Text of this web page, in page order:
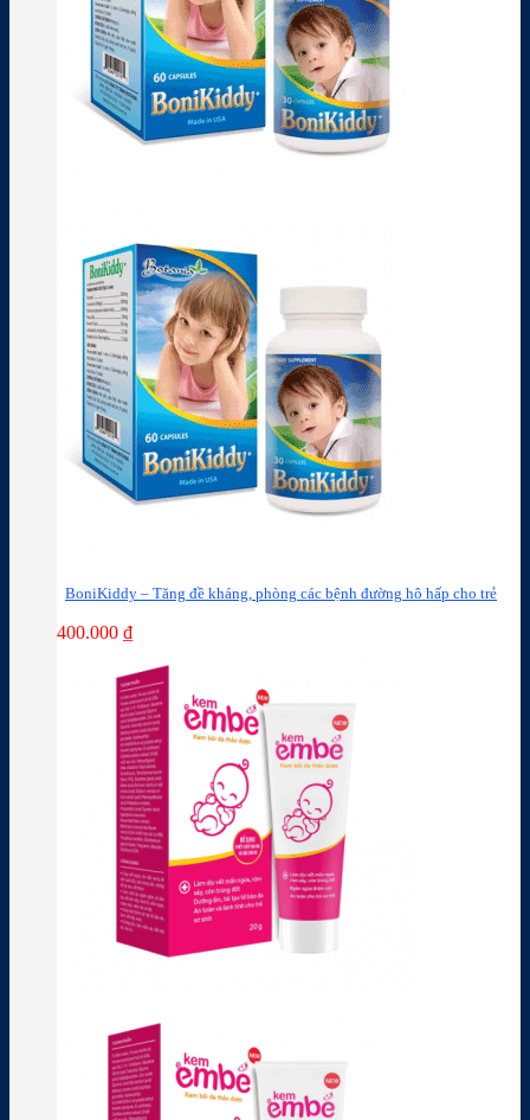
BoniKiddy – Tăng đề kháng, phòng các bệnh đường hô hấp cho trẻ
400.000 ₫